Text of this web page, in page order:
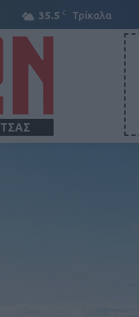
35.5 C Τρίκαλα